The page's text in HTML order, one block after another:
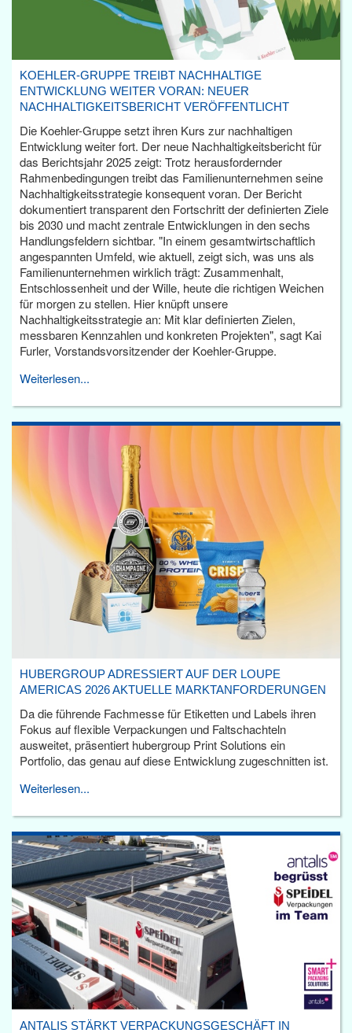
KOEHLER-GRUPPE TREIBT NACHHALTIGE
ENTWICKLUNG WEITER VORAN: NEUER
NACHHALTIGKEITSBERICHT VERÖFFENTLICHT
Die Koehler-Gruppe setzt ihren Kurs zur nachhaltigen
Entwicklung weiter fort. Der neue Nachhaltigkeitsbericht für
das Berichtsjahr 2025 zeigt: Trotz herausfordernder
Rahmenbedingungen treibt das Familienunternehmen seine
Nachhaltigkeitsstrategie konsequent voran. Der Bericht
dokumentiert transparent den Fortschritt der definierten Ziele
bis 2030 und macht zentrale Entwicklungen in den sechs
Handlungsfeldern sichtbar. "In einem gesamtwirtschaftlich
angespannten Umfeld, wie aktuell, zeigt sich, was uns als
Familienunternehmen wirklich trägt: Zusammenhalt,
Entschlossenheit und der Wille, heute die richtigen Weichen
für morgen zu stellen. Hier knüpft unsere
Nachhaltigkeitsstrategie an: Mit klar definierten Zielen,
messbaren Kennzahlen und konkreten Projekten", sagt Kai
Furler, Vorstandsvorsitzender der Koehler-Gruppe.
Weiterlesen...
HUBERGROUP ADRESSIERT AUF DER LOUPE
AMERICAS 2026 AKTUELLE MARKTANFORDERUNGEN
Da die führende Fachmesse für Etiketten und Labels ihren
Fokus auf flexible Verpackungen und Faltschachteln
ausweitet, präsentiert hubergroup Print Solutions ein
Portfolio, das genau auf diese Entwicklung zugeschnitten ist.
Weiterlesen...
ANTALIS STÄRKT VERPACKUNGSGESCHÄFT IN